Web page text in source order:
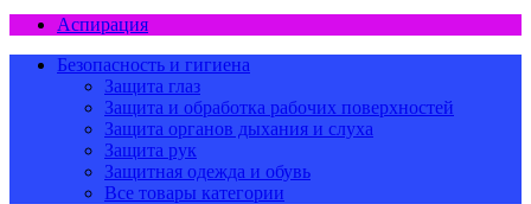
Аспирация
Безопасность и гигиена
Защита глаз
Защита и обработка рабочих поверхностей
Защита органов дыхания и слуха
Защита рук
Защитная одежда и обувь
Все товары категории